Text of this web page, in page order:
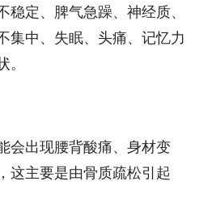
定、脾气急躁、神经质、
集中、失眠、头痛、记忆力
出现腰背酸痛、身材变
这主要是由骨质疏松引起